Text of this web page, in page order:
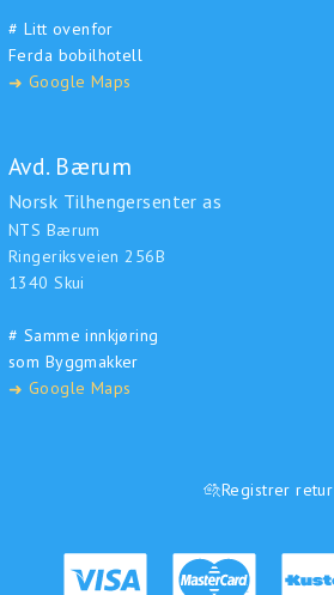
# Litt ovenfor
Ferda bobilhotell
➜ Google Maps
Avd. Bærum
Norsk Tilhengersenter as
NTS Bærum
Ringeriksveien 256B
1340 Skui
# Samme innkjøring
som Byggmakker
➜ Google Maps
Registrer retur